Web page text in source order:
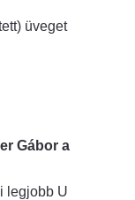
üveget
Gábor a
legjobb U